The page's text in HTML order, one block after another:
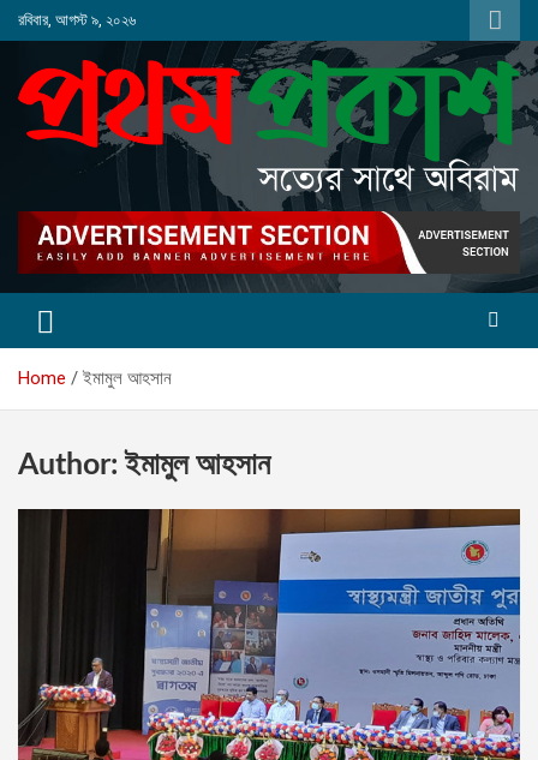
Skip
to
রবিবার, আগস্ট ৯, ২০২৬
Home ইমামুল আহসান
Author: ইমামুল আহসান